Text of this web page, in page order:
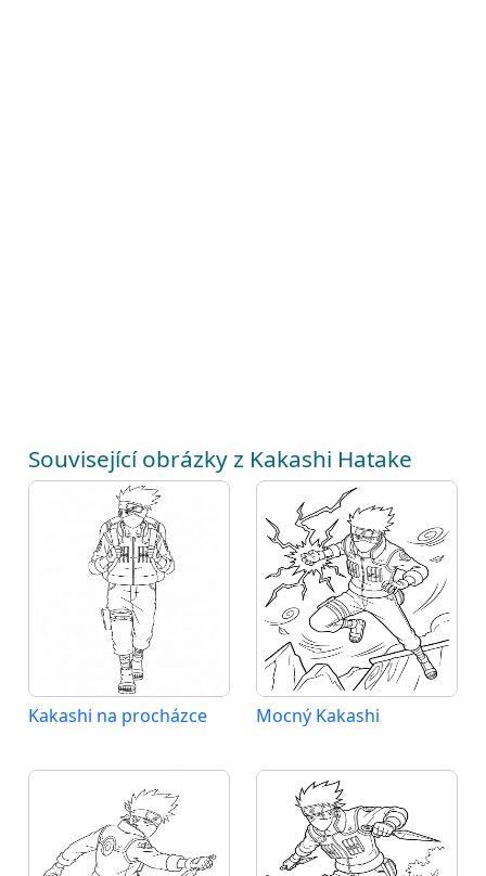
Související obrázky z Kakashi Hatake
Kakashi na procházce Mocný Kakashi